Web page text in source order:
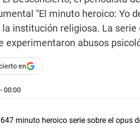
"El minuto heroico: Yo
institución religiosa. La
experimentaron abusos
en
00:00